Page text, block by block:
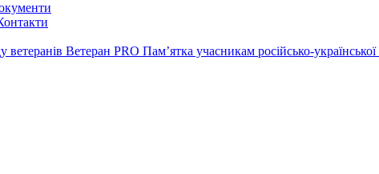
ветеранів Ветеран PRO Пам’ятка учасникам російсько-української